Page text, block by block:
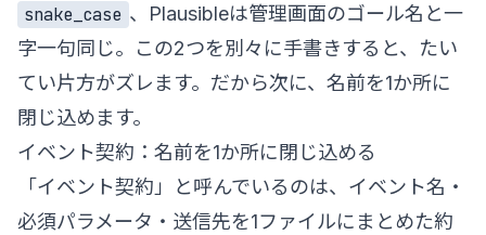
snake_case 、Plausibleは管理画面のゴール名と一
字一句同じ。この2つを別々に手書きすると、たい
てい片方がズレます。だから次に、名前を1か所に
閉じ込めます。
イベント契約：名前を1か所に閉じ込める
「イベント契約」と呼んでいるのは、イベント名・
必須パラメータ・送信先を1ファイルにまとめた約